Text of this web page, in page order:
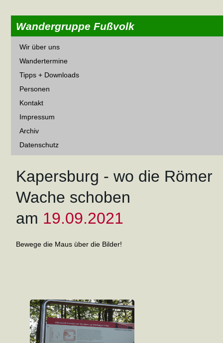
Wandergruppe Fußvolk
Wir über uns
Wandertermine
Tipps + Downloads
Personen
Kontakt
Impressum
Archiv
Datenschutz
Kapersburg - wo die Römer
Wache schoben
am 19.09.2021
Bewege die Maus über die Bilder!